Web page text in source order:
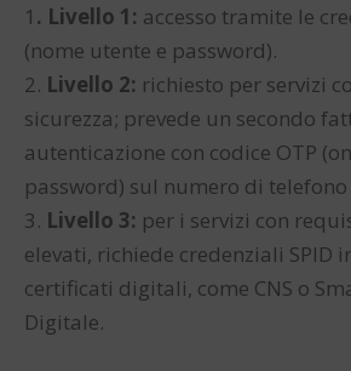
1 . Livello 1: accesso tramite le
(nome utente e password).
2. Livello 2: richiesto per servizi
sicurezza; prevede un secondo
autenticazione con codice OTP
password) sul numero di
3. Livello 3: per i servizi con
elevati, richiede credenziali SPID
certificati digitali, come CNS o
Digitale.